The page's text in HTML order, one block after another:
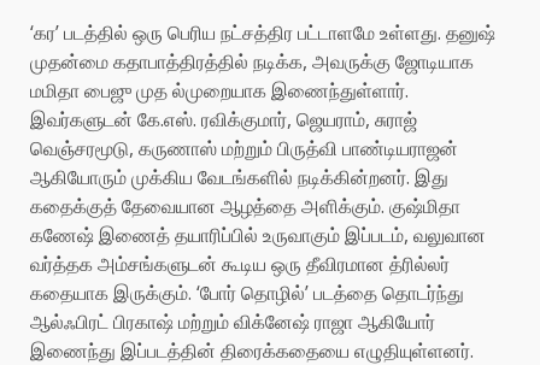
‘கர’ படத்தில் ஒரு பெரிய நட்சத்திர பட்டாளமே உள்ளது. தனுஷ்
முதன்மை கதாபாத்திரத்தில் நடிக்க, அவருக்கு ஜோடியாக
மமிதா பைஜு முத ல்முறையாக இணைந்துள்ளார்.
இவர்களுடன் கே.எஸ். ரவிக்குமார், ஜெயராம், சுராஜ்
வெஞ்சரமூடு, கருணாஸ் மற்றும் பிருத்வி பாண்டியராஜன்
ஆகியோரும் முக்கிய வேடங்களில் நடிக்கின்றனர். இது
கதைக்குத் தேவையான ஆழத்தை அளிக்கும். குஷ்மிதா
கணேஷ் இணைத் தயாரிப்பில் உருவாகும் இப்படம், வலுவான
வர்த்தக அம்சங்களுடன் கூடிய ஒரு தீவிரமான த்ரில்லர்
கதையாக இருக்கும். ‘போர் தொழில்’ படத்தை தொடர்ந்து
ஆல்ஃபிரட் பிரகாஷ் மற்றும் விக்னேஷ் ராஜா ஆகியோர்
இணைந்து இப்படத்தின் திரைக்கதையை எழுதியுள்ளனர்.